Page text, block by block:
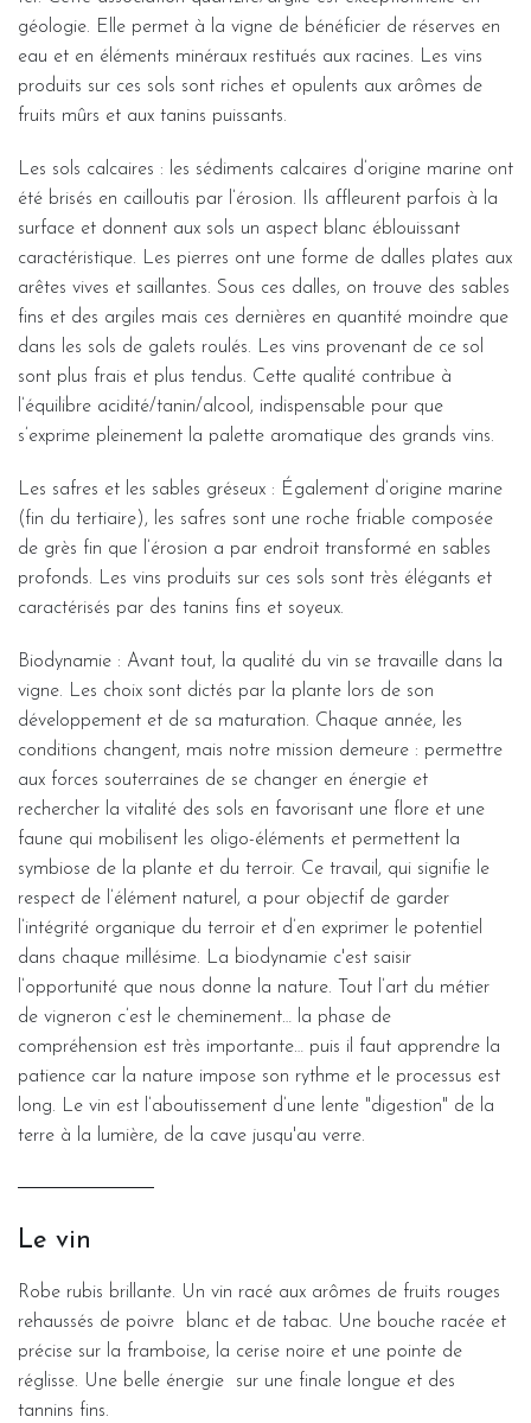
géologie. Elle permet à la vigne de bénéficier de réserves en
eau et en éléments minéraux restitués aux racines. Les vins
produits sur ces sols sont riches et opulents aux arômes de
fruits mûrs et aux tanins puissants.
Les sols calcaires : les sédiments calcaires d’origine marine ont
été brisés en cailloutis par l’érosion. Ils affleurent parfois à la
surface et donnent aux sols un aspect blanc éblouissant
caractéristique. Les pierres ont une forme de dalles plates aux
arêtes vives et saillantes. Sous ces dalles, on trouve des sables
fins et des argiles mais ces dernières en quantité moindre que
dans les sols de galets roulés. Les vins provenant de ce sol
sont plus frais et plus tendus. Cette qualité contribue à
l’équilibre acidité/tanin/alcool, indispensable pour que
s’exprime pleinement la palette aromatique des grands vins.
Les safres et les sables gréseux : Également d’origine marine
(fin du tertiaire), les safres sont une roche friable composée
de grès fin que l’érosion a par endroit transformé en sables
profonds. Les vins produits sur ces sols sont très élégants et
caractérisés par des tanins fins et soyeux.
Biodynamie : Avant tout, la qualité du vin se travaille dans la
vigne. Les choix sont dictés par la plante lors de son
développement et de sa maturation. Chaque année, les
conditions changent, mais notre mission demeure : permettre
aux forces souterraines de se changer en énergie et
rechercher la vitalité des sols en favorisant une flore et une
faune qui mobilisent les oligo-éléments et permettent la
symbiose de la plante et du terroir. Ce travail, qui signifie le
respect de l’élément naturel, a pour objectif de garder
l’intégrité organique du terroir et d’en exprimer le potentiel
dans chaque millésime. La biodynamie c'est saisir
l’opportunité que nous donne la nature. Tout l’art du métier
de vigneron c’est le cheminement… la phase de
compréhension est très importante… puis il faut apprendre la
patience car la nature impose son rythme et le processus est
long. Le vin est l’aboutissement d’une lente "digestion" de la
terre à la lumière, de la cave jusqu'au verre.
Le vin
Robe rubis brillante. Un vin racé aux arômes de fruits rouges
rehaussés de poivre blanc et de tabac. Une bouche racée et
précise sur la framboise, la cerise noire et une pointe de
réglisse. Une belle énergie sur une finale longue et des
tannins fins.